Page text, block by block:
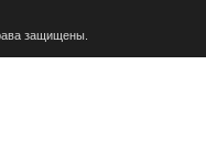
защищены.